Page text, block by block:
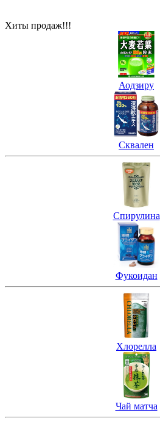
Хиты продаж!!!
Аодзиру
Сквален
Спирулина
Фукоидан
Хлорелла
Чай матча